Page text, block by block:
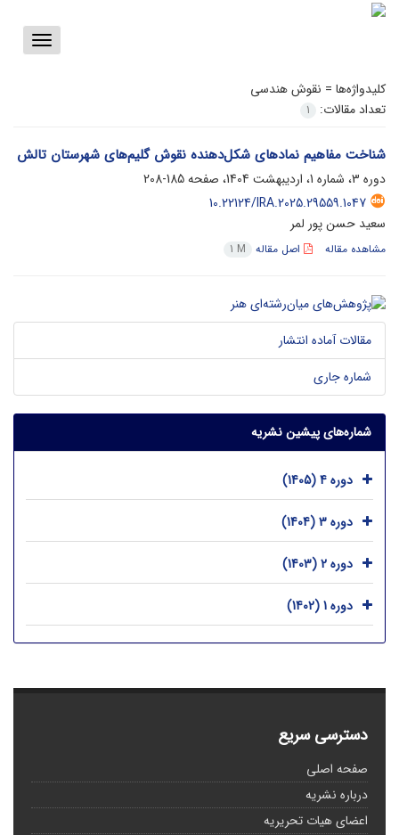
Toggle
کلیدواژه‌ها = نقوش هندسی
تعداد مقالات:
1
شناخت مفاهیم نمادهای شکل‌دهنده نقوش گلیم‌های شهرستان تالش
دوره 3، شماره 1، اردیبهشت 1404، صفحه
185-208
10.22124/IRA.2025.29559.1047
سعید حسن پور لمر
مشاهده مقاله اصل مقاله 1 M
مقالات آماده انتشار
شماره جاری
شماره‌های پیشین نشریه
دوره 4 (1405)
دوره 3 (1404)
دوره 2 (1403)
دوره 1 (1402)
دسترسی سریع
صفحه اصلی
درباره نشریه
اعضای هیات تحریریه